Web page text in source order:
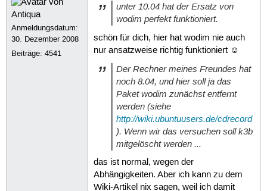
Anmeldungsdatum:
30. Dezember 2008
Beiträge:4541
unter 10.04 hat der Ersatz von
wodim perfekt funktioniert.
schön für dich, hier hat wodim nie auch
nur ansatzweise richtig funktioniert ☺
Der Rechner meines Freundes hat
noch 8.04, und hier soll ja das
Paket wodim zunächst entfernt
werden (siehe
http://wiki.ubuntuusers.de/cdrecord
). Wenn wir das versuchen soll k3b
mitgelöscht werden ...
das ist normal, wegen der
Abhängigkeiten. Aber ich kann zu dem
Wiki-Artikel nix sagen, weil ich damit